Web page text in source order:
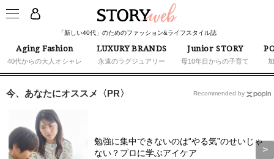
「新しい40代」のためのファッション&ライフスタイル誌
Aging Fashion
40代からの大人オシャレ
LUXURY BRANDS
永遠のラグジュアリー
Junior STORY
母10年目からの子育て
今、あなたにオススメ〈PR〉
勉強に集中できないのは“やる気”のせいじゃ
ない？プロに学ぶアイケア
Recommended by